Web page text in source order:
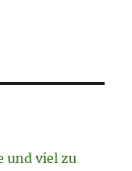
und viel zu